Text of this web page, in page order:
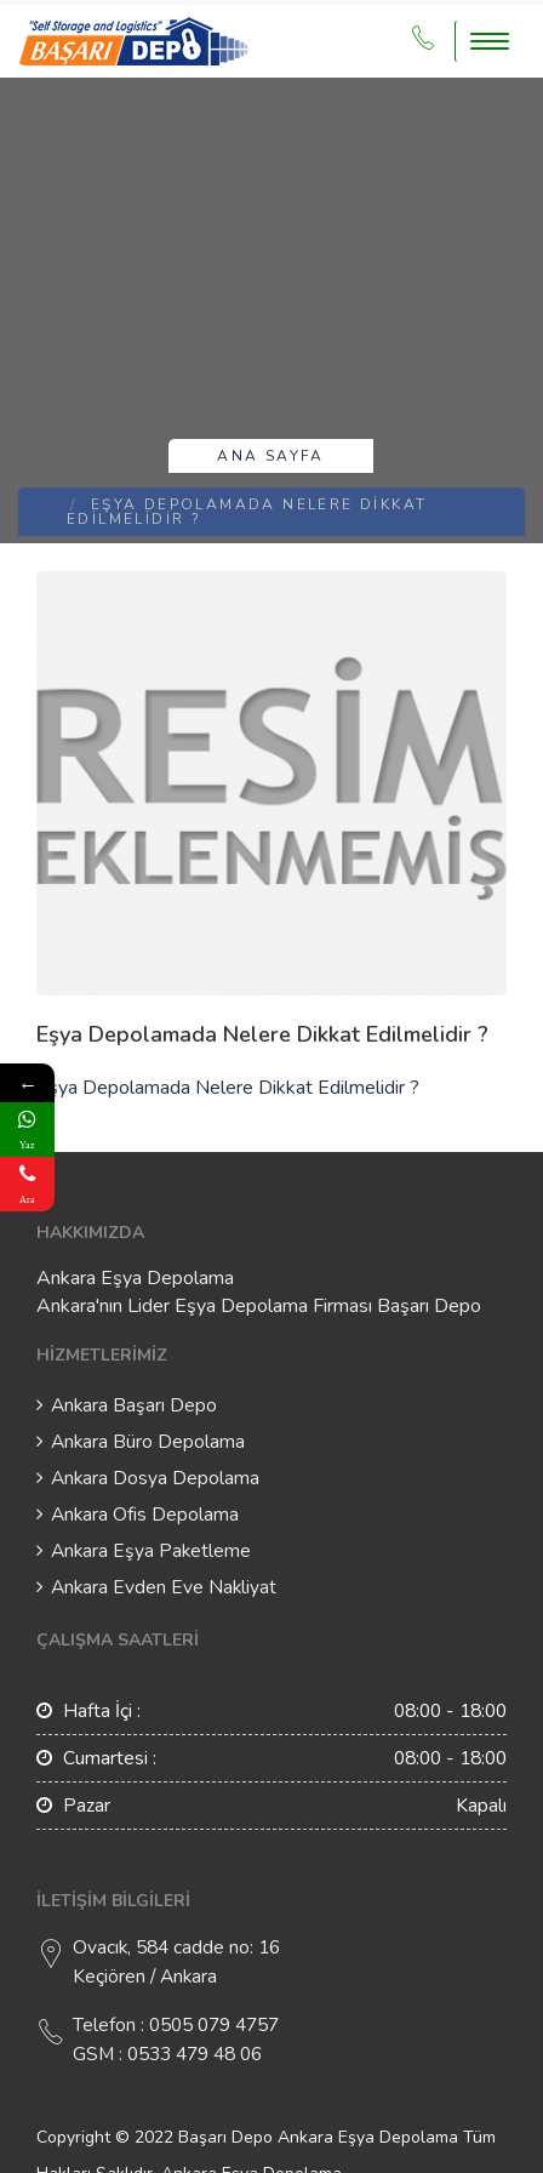
Menu
ANA SAYFA
EŞYA DEPOLAMADA NELERE DIKKAT
EDILMELIDIR ?
Previous
Next
Eşya Depolamada Nelere Dikkat Edilmelidir ?
Eşya Depolamada Nelere Dikkat Edilmelidir ?
HAKKIMIZDA
Ankara Eşya Depolama
Ankara'nın Lider Eşya Depolama Firması Başarı Depo
HIZMETLERIMIZ
Ankara Başarı Depo
Ankara Büro Depolama
Ankara Dosya Depolama
Ankara Ofis Depolama
Ankara Eşya Paketleme
Ankara Evden Eve Nakliyat
ÇALIŞMA SAATLERI
Hafta İçi :
08:00 - 18:00
Cumartesi :
08:00 - 18:00
Pazar
Kapalı
İLETIŞIM BILGILERI
Ovacık, 584 cadde no: 16
Keçiören / Ankara
Telefon : 0505 079 4757
GSM : 0533 479 48 06
Copyright © 2022 Başarı Depo Ankara Eşya Depolama Tüm
←
Yaz
Ara